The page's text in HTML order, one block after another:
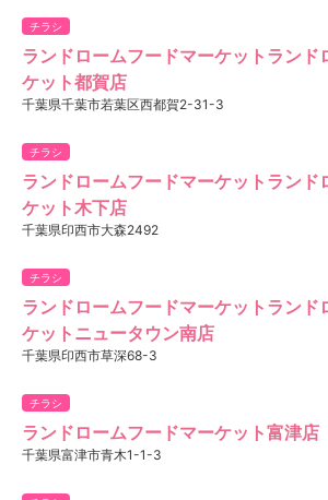
チラシ
ランドロームフードマーケットランド
ケット都賀店
千葉県千葉市若葉区西都賀2-31-3
チラシ
ランドロームフードマーケットランド
ケット木下店
千葉県印西市大森2492
チラシ
ランドロームフードマーケットランド
ケットニュータウン南店
千葉県印西市草深68-3
チラシ
ランドロームフードマーケット富津店
千葉県富津市青木1-1-3